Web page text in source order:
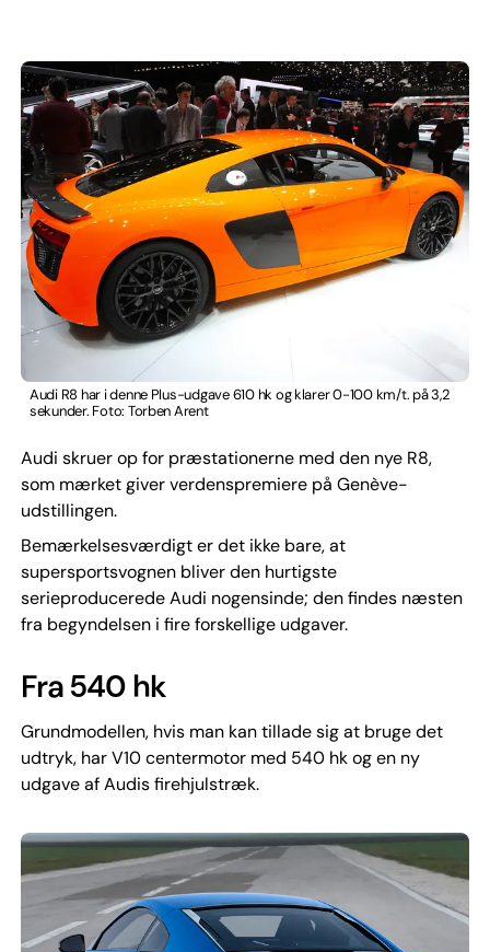
Audi R8 har i denne Plus-udgave 610 hk og klarer 0-100 km/t. på 3,2
sekunder. Foto: Torben Arent
Audi skruer op for præstationerne med den nye R8,
som mærket giver verdenspremiere på Genève-
udstillingen.
Bemærkelsesværdigt er det ikke bare, at
supersportsvognen bliver den hurtigste
serieproducerede Audi nogensinde; den findes næsten
fra begyndelsen i fire forskellige udgaver.
Fra 540 hk
Grundmodellen, hvis man kan tillade sig at bruge det
udtryk, har V10 centermotor med 540 hk og en ny
udgave af Audis firehjulstræk.